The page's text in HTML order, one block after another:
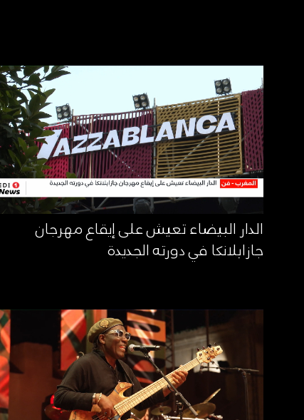
الدار البيضاء تعيش على إيقاع مهرجان
جازابلانكا في دورته الجديدة